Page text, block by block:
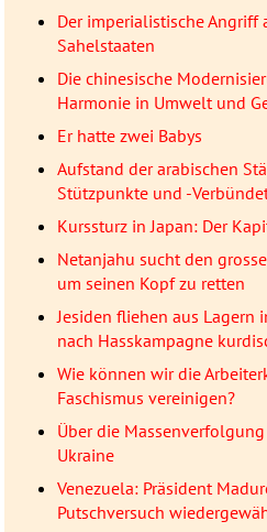
Der imperialistische Angriff
Sahelstaaten
Die chinesische
Harmonie in Umwelt und
Er hatte zwei Babys
Aufstand der arabischen
Stützpunkte und -
Kurssturz in Japan: Der
Netanjahu sucht den
um seinen Kopf zu retten
Jesiden fliehen aus Lagern
nach Hasskampagne
Wie können wir die
Faschismus vereinigen?
Über die
Ukraine
Venezuela: Präsident
Putschversuch